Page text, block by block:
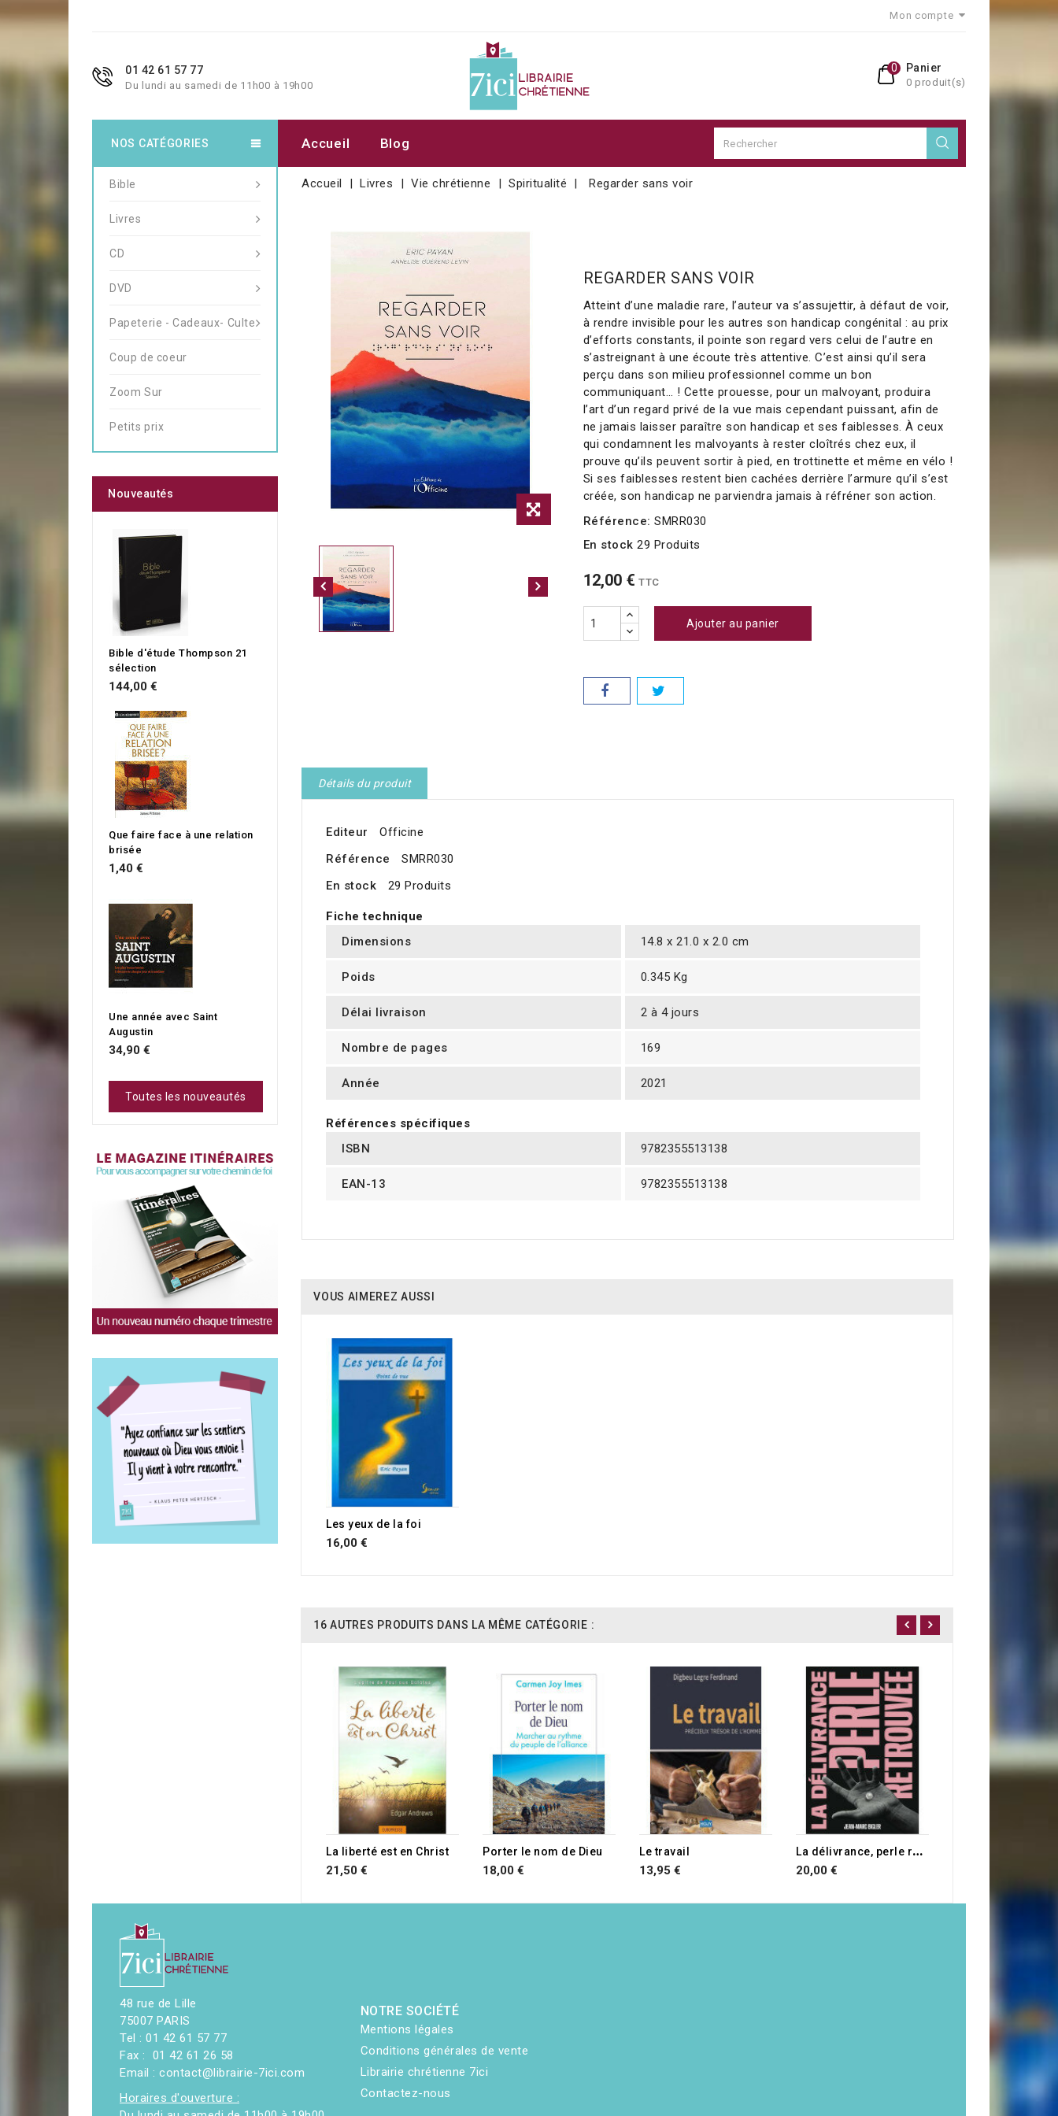
Mon compte
01 42 61 57 77
Du lundi au samedi de 11h00 à 19h00
Panier
0 produit(s)
0
Accueil Blog
Accueil Livres Vie chrétienne Spiritualité Regarder sans voir
REGARDER SANS VOIR
Atteint d’une maladie rare, l’auteur va s’assujettir, à défaut de voir,
à rendre invisible pour les autres son handicap congénital : au prix
d’efforts constants, il pointe son regard vers celui de l’autre en
s’astreignant à une écoute très attentive. C’est ainsi qu’il sera
perçu dans son milieu professionnel comme un bon
communiquant… ! Cette prouesse, pour un malvoyant, produira
l’art d’un regard privé de la vue mais cependant puissant, afin de
ne jamais laisser paraître son handicap et ses faiblesses. À ceux
qui condamnent les malvoyants à rester cloîtrés chez eux, il
prouve qu’ils peuvent sortir à pied, en trottinette et même en vélo !
Si ses faiblesses restent bien cachées derrière l’armure qu’il s’est
créée, son handicap ne parviendra jamais à réfréner son action.
Référence: SMRR030
En stock 29 Produits
12,00 € TTC
Ajouter au panier
Détails du produit
Editeur
Officine
Référence
SMRR030
En stock
29 Produits
Fiche technique
Dimensions
14.8 x 21.0 x 2.0 cm
Poids 0.345 Kg
Délai livraison 2 à 4 jours
Nombre de pages 169
Année 2021
Références spécifiques
ISBN
9782355513138
EAN-13 9782355513138
VOUS AIMEREZ AUSSI
Les yeux de la foi
16,00 €
16 AUTRES PRODUITS DANS LA MÊME CATÉGORIE :
RUPTURE DE STOCK
La liberté est en Christ
21,50 €
Porter le nom de Dieu
18,00 €
Le travail
13,95 €
RUPTURE DE STOCK L
a délivrance, perle retrouvée
20,00 €
NOS CATÉGORIES
Bible
Livres
CD
DVD
Papeterie - Cadeaux- Culte
Coup de coeur
Zoom Sur
Petits prix
Nouveautés
Bible d'étude Thompson 21
sélection
144,00 €
Que faire face à une relation
brisée
1,40 €
Une année avec Saint
Augustin
34,90 €
Toutes les nouveautés
48 rue de Lille
75007 PARIS
Tel : 01 42 61 57 77
Fax : 01 42 61 26 58
Email : contact@librairie-7ici.com
Horaires d'ouverture :
NOTRE SOCIÉTÉ
Mentions légales
Conditions générales de vente
Librairie chrétienne 7ici
Contactez-nous